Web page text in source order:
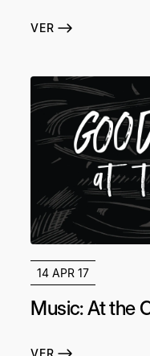
VER
14 APR 17
Music: At the